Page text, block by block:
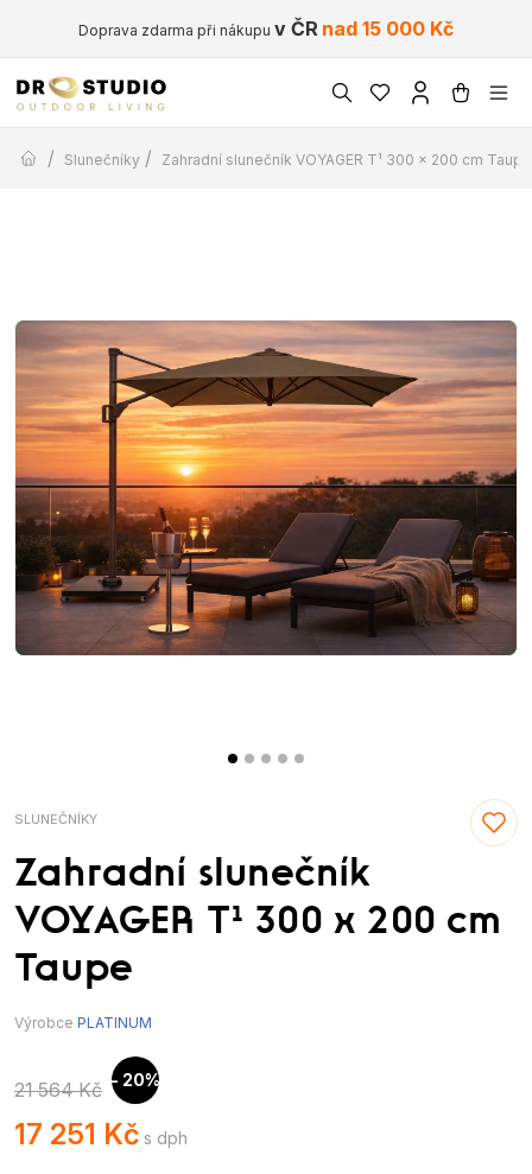
Doprava zdarma při nákupu v ČR nad 15 000 Kč
/ Slunečníky / Zahradní slunečník VOYAGER T¹ 300 x 200 cm Taupe
SLUNEČNÍKY
Zahradní slunečník
VOYAGER T¹ 300 x 200 cm
Taupe
Výrobce PLATINUM
17 251 Kč s dph
21 564 Kč - 20%